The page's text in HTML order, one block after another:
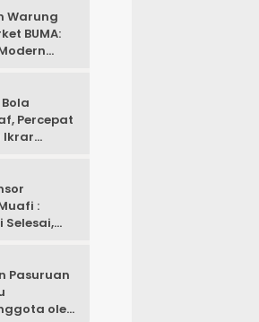
Warung
BUMA:
Percepat
Ikrar
:
Selesai,
Pasuruan
oleh